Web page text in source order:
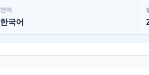
언어
한국어